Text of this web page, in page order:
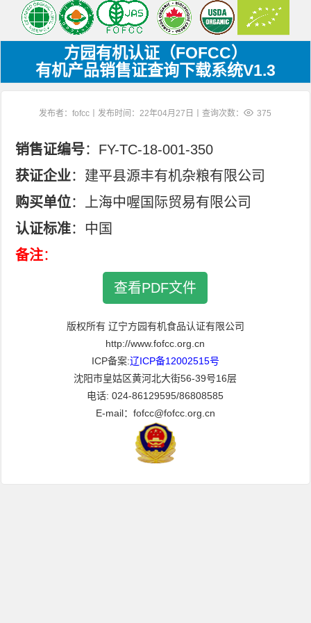
方园有机认证（FOFCC）
有机产品销售证查询下载系统V1.3
发布者：fofcc丨发布时间：22年04月27日丨查询次数： 375
销售证编号：FY-TC-18-001-350
获证企业：建平县源丰有机杂粮有限公司
购买单位：上海中喔国际贸易有限公司
认证标准：中国
备注：
查看PDF文件
版权所有 辽宁方园有机食品认证有限公司
http://www.fofcc.org.cn
ICP备案:辽ICP备12002515号
沈阳市皇姑区黄河北大街56-39号16层
电话: 024-86129595/86808585
E-mail：fofcc@fofcc.org.cn